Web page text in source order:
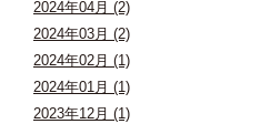
2024年04月 (2)
2024年03月 (2)
2024年02月 (1)
2024年01月 (1)
2023年12月 (1)